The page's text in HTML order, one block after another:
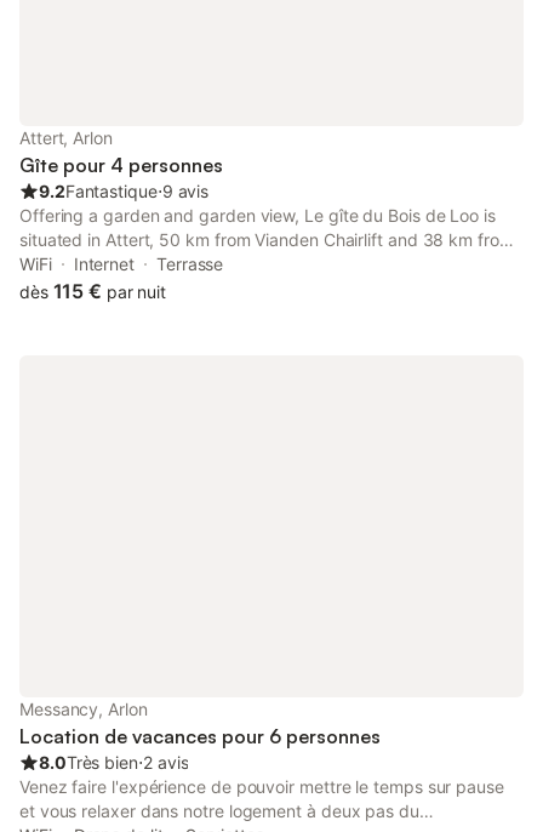
Attert, Arlon
Gîte pour 4 personnes
9.2Fantastique⋅9 avis
Offering a garden and garden view, Le gîte du Bois de Loo is
situated in Attert, 50 km from Vianden Chairlift and 38 km from
National Museum for Historical Vehicle. This property offers
access to a terrace, free private parking and free WiFi.
WiFi Internet
Terrasse
dès 115 € par nuit
Messancy, Arlon
Location de vacances pour 6 personnes
8.0Très bien⋅2 avis
Venez faire l'expérience de pouvoir mettre le temps sur pause
et vous relaxer dans notre logement à deux pas du